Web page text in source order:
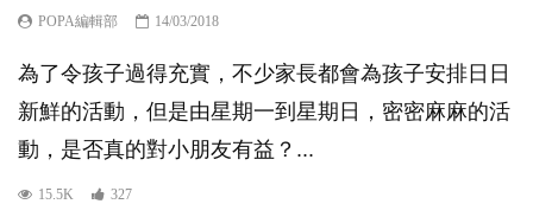
POPA編輯部 14/03/2018
為了令孩子過得充實，不少家長都會為孩子安排日日
新鮮的活動，但是由星期一到星期日，密密麻麻的活
動，是否真的對小朋友有益？...
15.5K 327